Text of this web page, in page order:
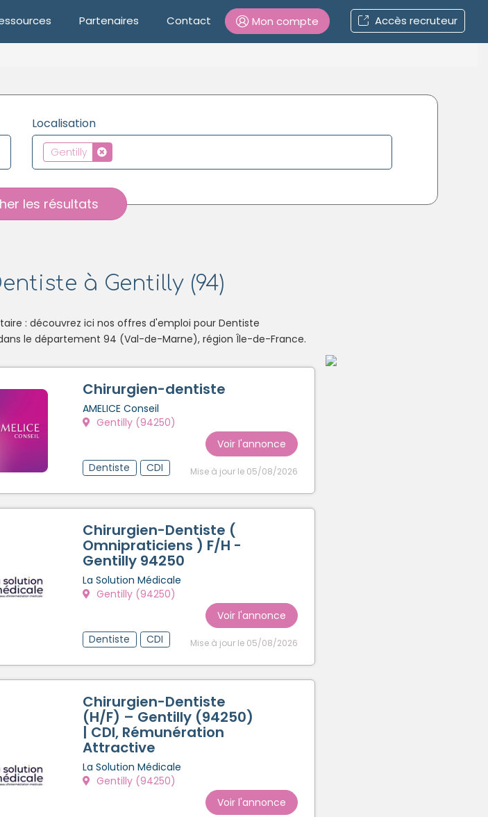
Partenaires Contact Mon compte Accès recruteur
Mot de passe oublié ?
Localisation
Gentilly
les résultats
à Gentilly (94)
: découvrez ici nos offres d'emploi pour Dentiste
le département 94 (Val-de-Marne), région Île-de-France.
Chirurgien-dentiste
AMELICE Conseil
Gentilly (94250)
Voir l'annonce
Dentiste
CDI Mise à jour le 05/08/2026
Chirurgien-Dentiste (
Omnipraticiens ) F/H -
Gentilly 94250
La Solution Médicale
Gentilly (94250)
Voir l'annonce
Dentiste
CDI Mise à jour le 05/08/2026
Chirurgien-Dentiste
(H/F) – Gentilly (94250)
| CDI, Rémunération
Attractive
La Solution Médicale
Gentilly (94250)
Voir l'annonce